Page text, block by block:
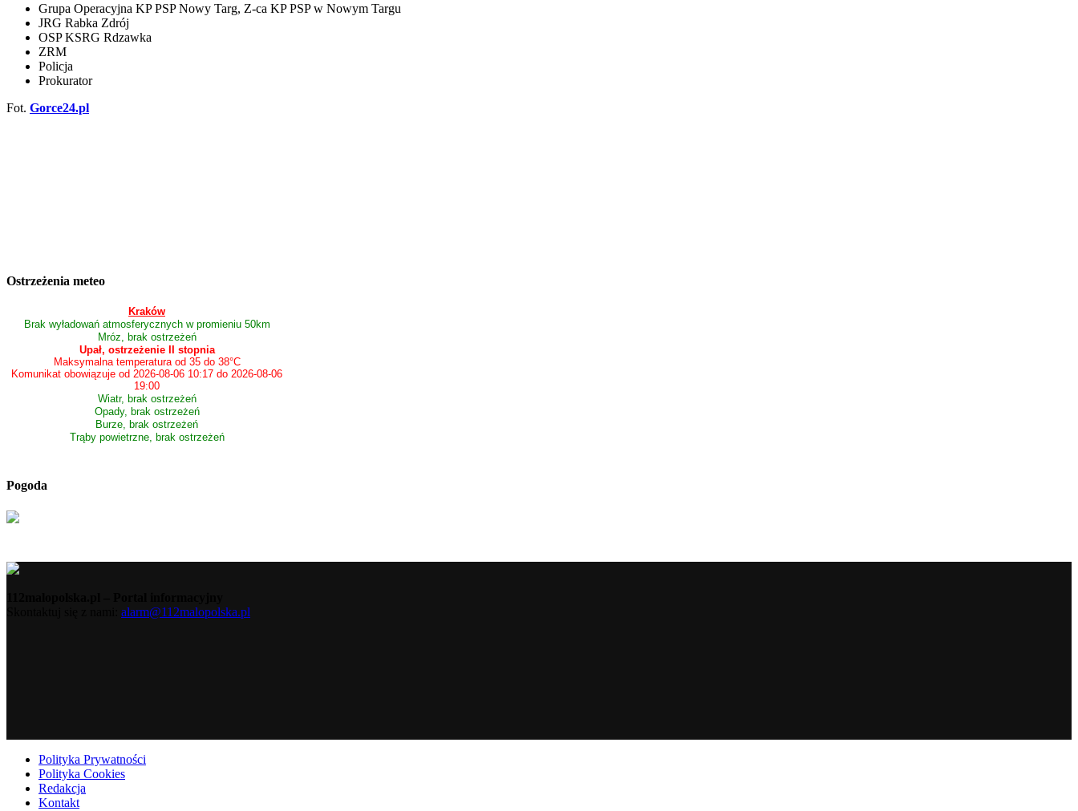
Grupa Operacyjna KP PSP Nowy Targ, Z-ca KP PSP w Nowym Targu
JRG Rabka Zdrój
OSP KSRG Rdzawka
ZRM
Policja
Prokurator
Fot. Gorce24.pl
Ostrzeżenia meteo
Kraków
Brak wyładowań atmosferycznych w promieniu 50km
Mróz, brak ostrzeżeń
Upał, ostrzeżenie II stopnia
Maksymalna temperatura od 35 do 38°C
Komunikat obowiązuje od 2026-08-06 10:17 do 2026-08-06
19:00
Wiatr, brak ostrzeżeń
Opady, brak ostrzeżeń
Burze, brak ostrzeżeń
Trąby powietrzne, brak ostrzeżeń
Pogoda
alarm@112malopolska.pl
Polityka Prywatności
Polityka Cookies
Redakcja
Kontakt